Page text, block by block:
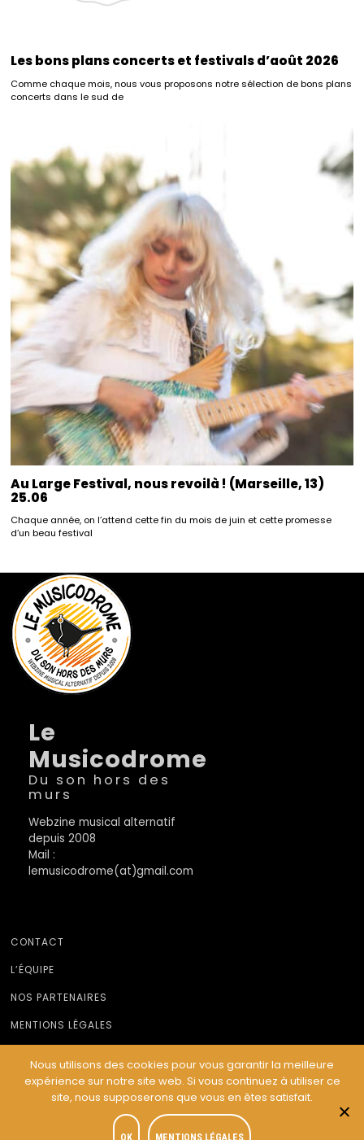
Les bons plans concerts et festivals d’août 2026
Comme chaque mois, nous vous proposons notre sélection de bons plans
concerts dans le sud de
Au Large Festival, nous revoilà ! (Marseille, 13)
25.06
Chaque année, on l’attend cette fin du mois de juin et cette promesse
d’un beau festival
Le
Musicodrome
Du son hors des
murs
Webzine musical alternatif
depuis 2008
Mail :
lemusicodrome(at)gmail.com
CONTACT
L’ÉQUIPE
NOS PARTENAIRES
MENTIONS LÉGALES
© Le Musicodrome 2022 - Webdesign :Cereal Concept
Nous utilisons des cookies pour vous garantir la meilleure
expérience sur notre site web. Si vous continuez à utiliser ce
site, nous supposerons que vous en êtes satisfait.
OK MENTIONS LÉGALES